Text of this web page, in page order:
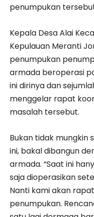
penumpukan
Kepala Desa Alai
Kepulauan Meranti
penumpukan
armada beroperasi
ini dirinya dan
menggelar rapat
masalah tersebut.
Bukan tidak mungkin
ini, bakal dibangun
armada. “Saat ini
saja dioperasikan
Nanti kami akan
penumpukan.